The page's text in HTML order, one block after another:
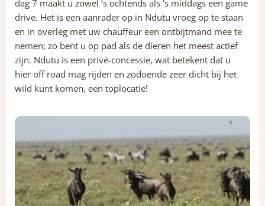
dag 7 maakt u zowel ’s ochtends als ’s middags een game
drive. Het is een aanrader op in Ndutu vroeg op te staan
en in overleg met uw chauffeur een ontbijtmand mee te
nemen; zo bent u op pad als de dieren het meest actief
zijn. Ndutu is een privé-concessie, wat betekent dat u
hier off road mag rijden en zodoende zeer dicht bij het
wild kunt komen, een toplocatie!